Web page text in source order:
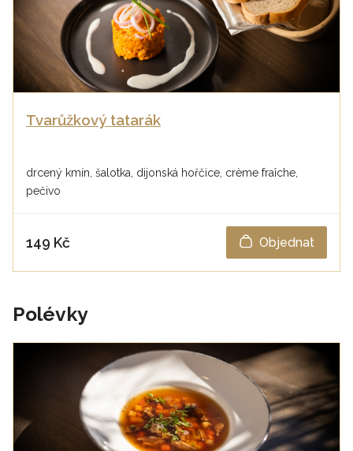
Tvarůžkový tatarák
drcený kmín, šalotka, dijonská hořčice, crème fraîche,
pečivo
149 Kč Objednat
Polévky